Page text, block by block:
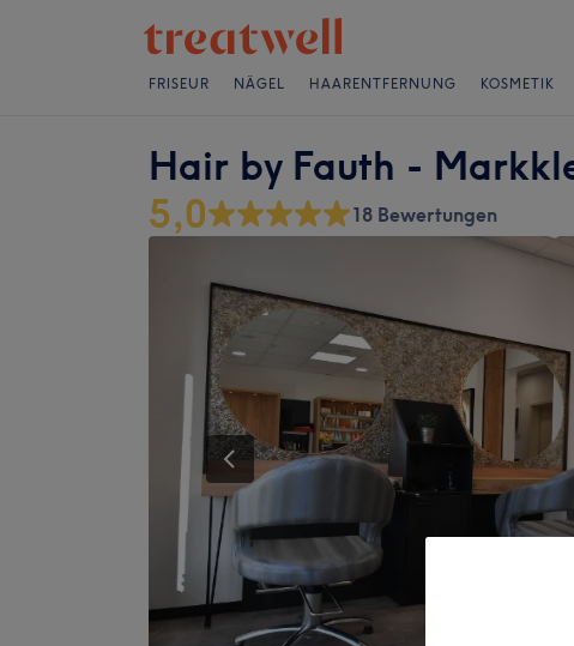
FRISEUR NÄGEL HAARENTFERNUNG KOSMETIK
Hair by Fauth -
5,0 18 Bewertungen